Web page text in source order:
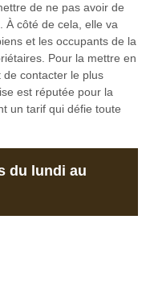
de ne pas avoir de
À côté de cela, elle va
et les occupants de la
Pour la mettre en
de contacter le plus
est réputée pour la
un tarif qui défie toute
du lundi au